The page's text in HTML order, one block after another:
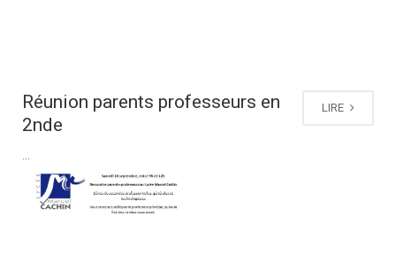
LIRE
Réunion parents professeurs en
2nde
...